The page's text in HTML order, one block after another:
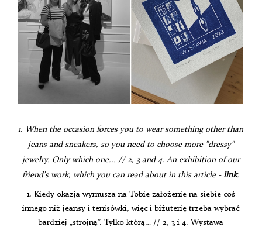
1. When the occasion forces you to wear something other than
jeans and sneakers, so you need to choose more "dressy"
jewelry. Only which one... // 2, 3 and 4. An exhibition of our
friend's work, which you can read about in this article -link.
1. Kiedy okazja wymusza na Tobie założenie na siebie coś
innego niż jeansy i tenisówki, więc i biżuterię trzeba wybrać
bardziej „strojną”. Tylko którą… // 2, 3 i 4. Wystawa